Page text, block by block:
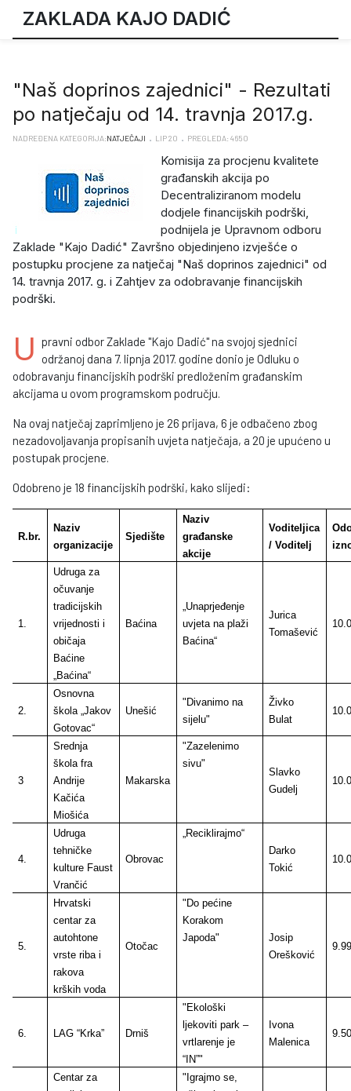
ZAKLADA KAJO DADIĆ
"Naš doprinos zajednici" - Rezultati
po natječaju od 14. travnja 2017.g.
NADREĐENA KATEGORIJA:NATJEČAJI LIP 20 PREGLEDA: 4650
Komisija za procjenu kvalitete
građanskih akcija po
Decentraliziranom modelu
dodjele financijskih podrški,
podnijela je Upravnom odboru
Zaklade "Kajo Dadić" Završno objedinjeno izvješće o
postupku procjene za natječaj "Naš doprinos zajednici" od
14. travnja 2017. g. i Zahtjev za odobravanje financijskih
podrški.
U pravni odbor Zaklade "Kajo Dadić" na svojoj sjednici
održanoj dana 7. lipnja 2017. godine donio je Odluku o
odobravanju financijskih podrški predloženim građanskim
akcijama u ovom programskom području.
Na ovaj natječaj zaprimljeno je 26 prijava, 6 je odbačeno zbog
nezadovoljavanja propisanih uvjeta natječaja, a 20 je upućeno u
postupak procjene.
Odobreno je 18 financijskih podrški, kako slijedi:
R.br.
Naziv
organizacije
Sjedište
Naziv
građanske
akcije
Voditeljica
/ Voditelj
1.
Udruga za
očuvanje
tradicijskih
vrijednosti i
običaja
Baćine
„Baćina“
Baćina
„Unaprjeđenje
uvjeta na plaži
Baćina“
Jurica
Tomašević
2.
Osnovna
škola „Jakov
Gotovac“
Unešić
"Divanimo na
sijelu"
Živko
Bulat
3
Srednja
škola fra
Andrije
Kačića
Miošića
Makarska
"Zazelenimo
sivu"
Slavko
Gudelj
4.
Udruga
tehničke
kulture Faust
Vrančić
Obrovac
„Reciklirajmo“
Darko
Tokić
5.
Hrvatski
centar za
autohtone
vrste riba i
rakova
krških voda
Otočac
"Do pećine
Korakom
Japoda"
Josip
Orešković
6. LAG “Krka” Drniš
"Ekološki
ljekoviti park –
vrtlarenje je
“IN”"
Ivona
Malenica
Centar za
"Igrajmo se,